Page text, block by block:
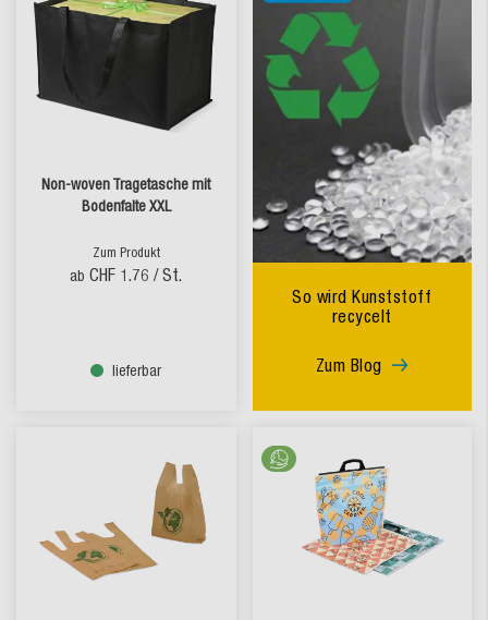
Non-woven Tragetasche mit
Bodenfalte XXL
Zum Produkt
ab CHF 1.76 / St.
lieferbar
So wird Kunststoff
recycelt
Zum Blog